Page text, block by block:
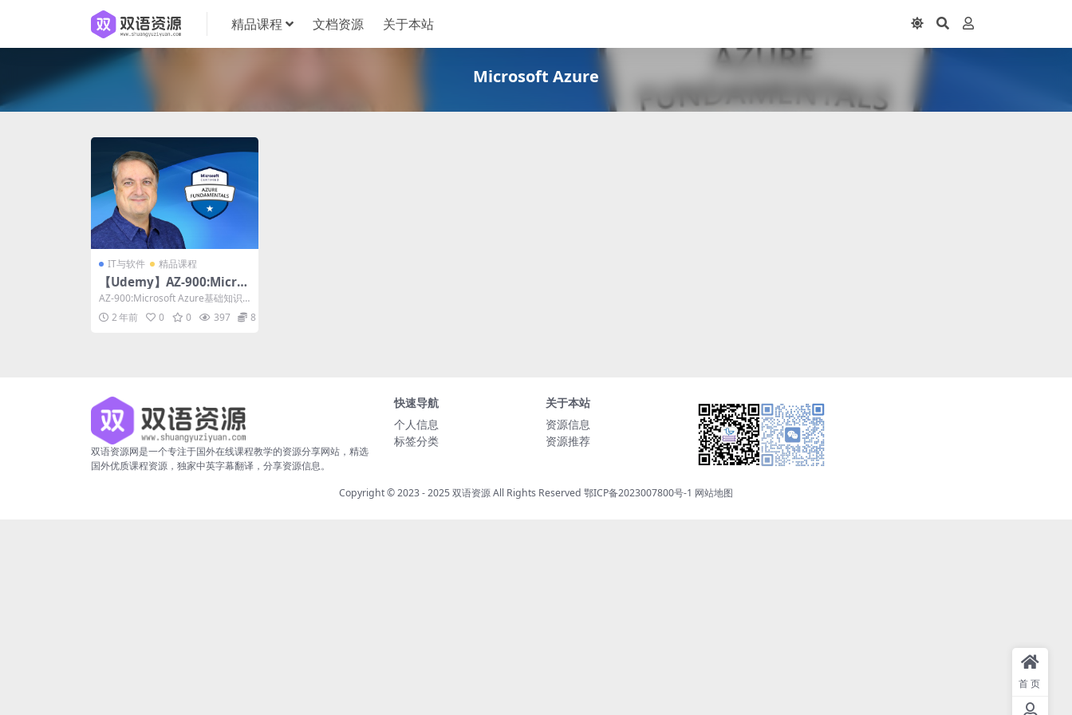
精品课程 文档资源 关于本站
Microsoft Azure
IT与软件 精品课程
【Udemy】AZ-900:Micros
oft Azure基础知识考试准备
AZ-900:Microsoft Azure基础知识
考试准备|AZ-900: M...
2 年前 0 0 397 8
双语资源网是一个专注于国外在线课程教学的资源分享网站，精选
国外优质课程资源，独家中英字幕翻译，分享资源信息。
快速导航
个人信息
标签分类
关于本站
资源信息
资源推荐
Copyright © 2023 - 2025双语资源All Rights Reserved 鄂ICP备2023007800号-1 网站地图
首页